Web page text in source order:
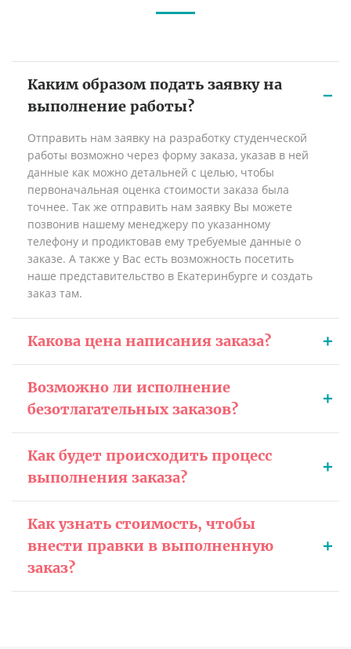
Каким образом подать заявку на
выполнение работы?
Отправить нам заявку на разработку студенческой
работы возможно через форму заказа, указав в ней
данные как можно детальней с целью, чтобы
первоначальная оценка стоимости заказа была
точнее. Так же отправить нам заявку Вы можете
позвонив нашему менеджеру по указанному
телефону и продиктовав ему требуемые данные о
заказе. А также у Вас есть возможность посетить
наше представительство в Екатеринбурге и создать
заказ там.
Какова цена написания заказа?
Возможно ли исполнение
безотлагательных заказов?
Как будет происходить процесс
выполнения заказа?
Как узнать стоимость, чтобы
внести правки в выполненную
заказ?